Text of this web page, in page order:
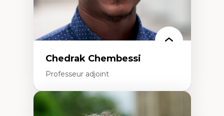
Chedrak Chembessi
Professeur adjoint